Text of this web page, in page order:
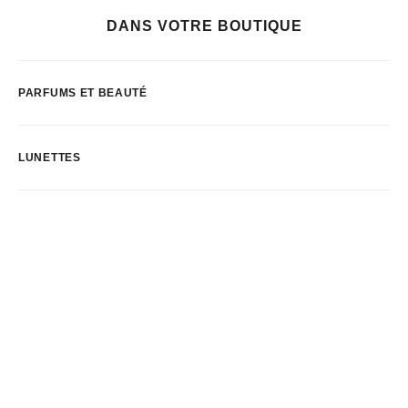
DANS VOTRE BOUTIQUE
PARFUMS ET BEAUTÉ
LUNETTES